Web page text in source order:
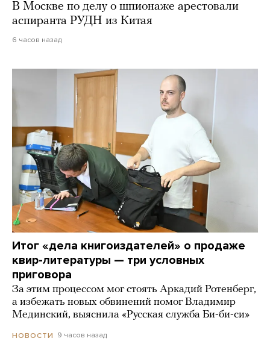
В Москве по делу о шпионаже арестовали
аспиранта РУДН из Китая
6 часов назад
Итог «дела книгоиздателей» о продаже
квир-литературы — три условных
приговора
За этим процессом мог стоять Аркадий Ротенберг,
а избежать новых обвинений помог Владимир
Мединский, выяснила «Русская служба Би-би-си»
НОВОСТИ 9 часов назад